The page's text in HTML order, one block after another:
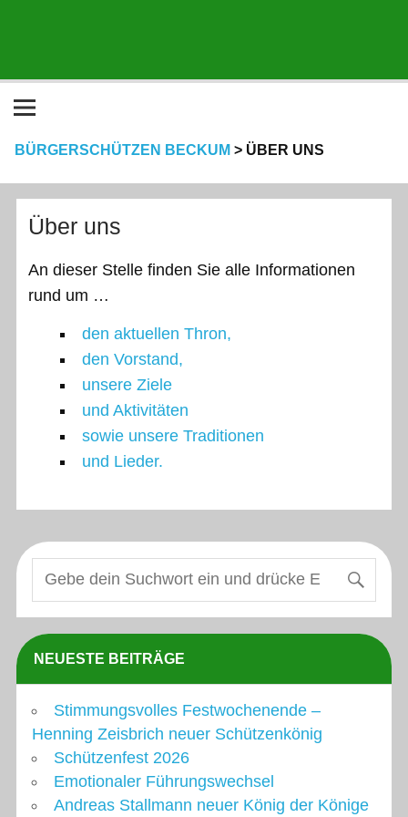
BÜRGERSCHÜTZEN BECKUM > ÜBER UNS
Über uns
An dieser Stelle finden Sie alle Informationen
rund um …
den aktuellen Thron,
den Vorstand,
unsere Ziele
und Aktivitäten
sowie unsere Traditionen
und Lieder.
NEUESTE BEITRÄGE
Stimmungsvolles Festwochenende –
Henning Zeisbrich neuer Schützenkönig
Schützenfest 2026
Emotionaler Führungswechsel
Andreas Stallmann neuer König der Könige